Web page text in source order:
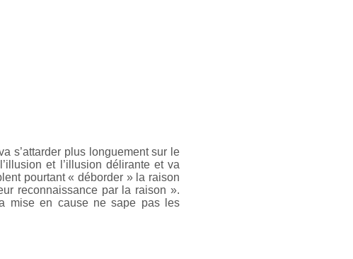
s’attarder plus longuement sur le
et l’illusion délirante et va
pourtant « déborder » la raison
reconnaissance par la raison ».
mise en cause ne sape pas les